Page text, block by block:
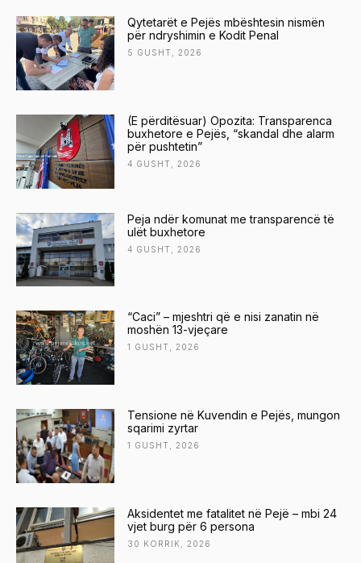
Qytetarët e Pejës mbështesin nismën
për ndryshimin e Kodit Penal
5 GUSHT, 2026
(E përditësuar) Opozita: Transparenca
buxhetore e Pejës, “skandal dhe alarm
për pushtetin”
4 GUSHT, 2026
Peja ndër komunat me transparencë të
ulët buxhetore
4 GUSHT, 2026
“Caci” – mjeshtri që e nisi zanatin në
moshën 13-vjeçare
1 GUSHT, 2026
Tensione në Kuvendin e Pejës, mungon
sqarimi zyrtar
1 GUSHT, 2026
Aksidentet me fatalitet në Pejë – mbi 24
vjet burg për 6 persona
30 KORRIK, 2026